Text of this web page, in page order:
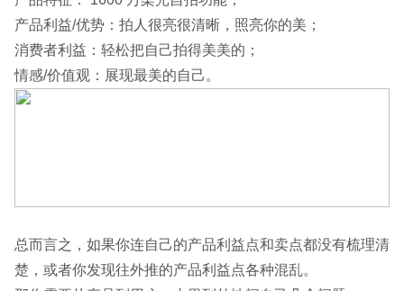
产品利益/优势：拍人很亮很清晰，照亮你的美；
消费者利益：轻松把自己拍得美美的；
情感/价值观：展现最美的自己。
总而言之，如果你连自己的产品利益点和卖点都没有梳理清
楚，或者你发现往外推的产品利益点各种混乱。